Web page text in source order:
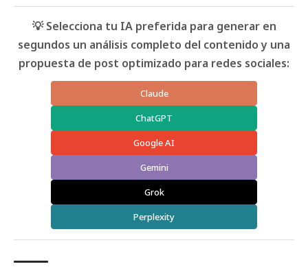
💡 Selecciona tu IA preferida para generar en
segundos un análisis completo del contenido y una
propuesta de post optimizado para redes sociales:
Claude
ChatGPT
Google AI
Gemini
Grok
Perplexity